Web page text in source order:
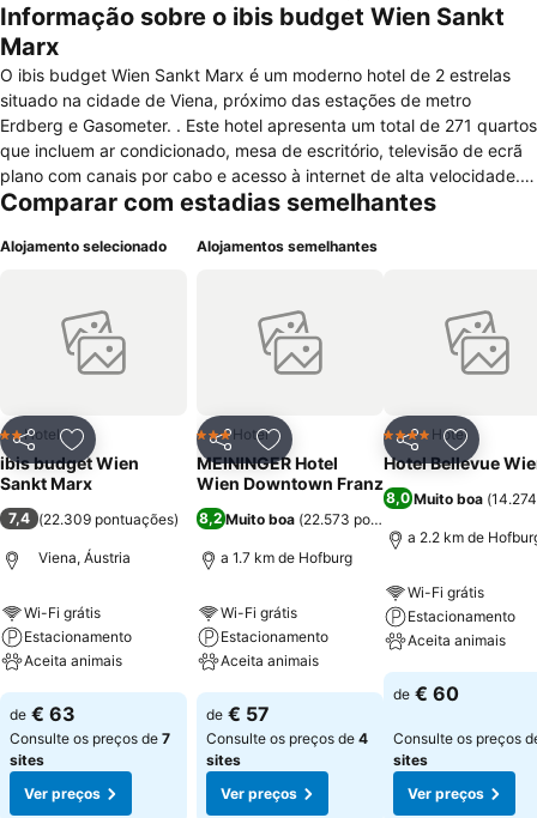
Informação sobre o ibis budget Wien Sankt
Marx
O ibis budget Wien Sankt Marx é um moderno hotel de 2 estrelas
situado na cidade de Viena, próximo das estações de metro
Erdberg e Gasometer. . Este hotel apresenta um total de 271 quartos
que incluem ar condicionado, mesa de escritório, televisão de ecrã
plano com canais por cabo e acesso à internet de alta velocidade.
Os quartos possuem também uma casa de banho com chuveiro. A
elevador, balcão de informações turísticas, quartos para não
sistema de videovigilância e máquinas de venda automática com
snacks e bebidas. Os funcionários da recepção estão ao seu dispor
24 horas por dia. Existem lugares de estacionamento no hotel
bem-vindos no Ibis. O Golf Club Wien também se encontra nas
proximidades do ibis budget Wien Sankt Marx.
Comparar com estadias semelhantes
Alojamento selecionado
PartilharAdicionar aos favoritos
2 Estrelas
Hotel
ibis budget Wien
Sankt Marx
7,4 (22.309 pontuações)
Viena, Áustria
Wi-Fi grátis
Estacionamento
Aceita animais
Ver preços
de € 63
Consulte os preços de 7
sites
Ver preços
Alojamentos semelhantes
PartilharAdicionar aos favoritos
3 Estrelas
Hotel
MEININGER Hotel
Wien Downtown Franz
8,2 Muito boa (22.573 pontuações
a 1.7 km de Hofburg
Wi-Fi grátis
Estacionamento
Aceita animais
Ver preços
de € 57
Consulte os preços de 4
sites
Ver preços
Partilhar
4 EstrelasHotel
Hotel Bellevue
8,0 Muito boa (
a 2.2 km de
Wi-Fi grátis
Estacionamento
Aceita animais
Ver preços
de € 60
Consulte os preços
sites
Ver preços